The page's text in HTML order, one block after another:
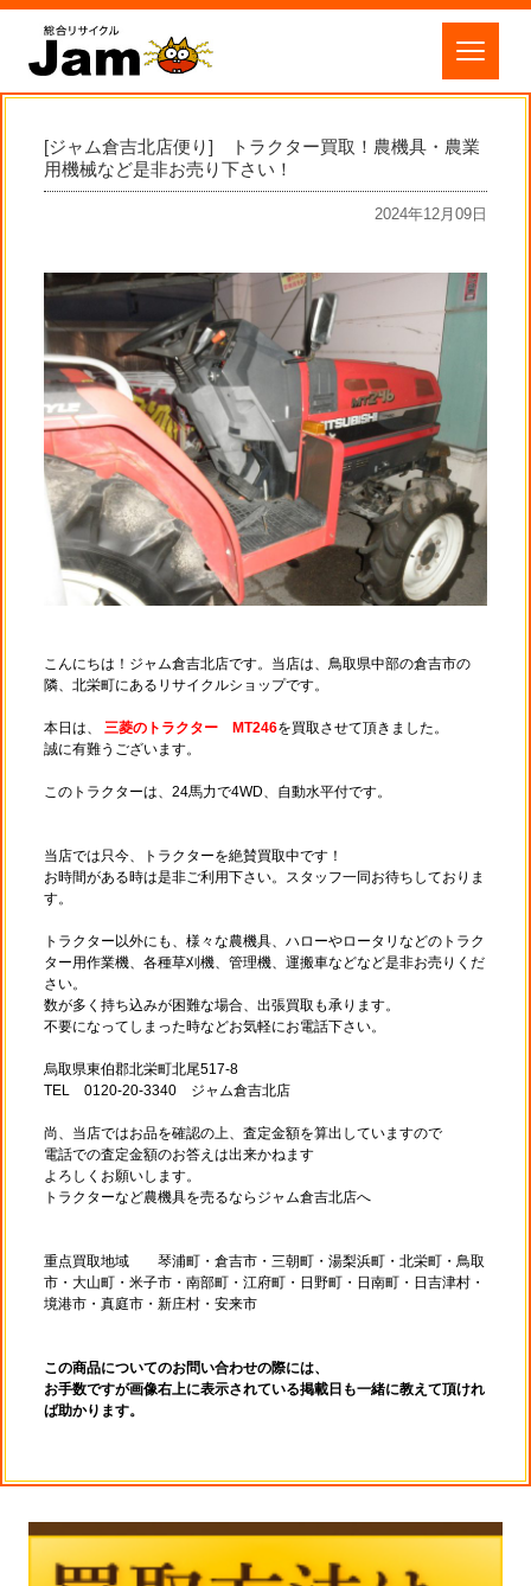
[ジャム倉吉北店便り] トラクター買取！農機具・農業
用機械など是非お売り下さい！
2024年12月09日
こんにちは！ジャム倉吉北店です。当店は、鳥取県中部の倉吉市の
隣、北栄町にあるリサイクルショップです。
本日は、 三菱のトラクター MT246を買取させて頂きました。
誠に有難うございます。
このトラクターは、24馬力で4WD、自動水平付です。
当店では只今、トラクターを絶賛買取中です！
お時間がある時は是非ご利用下さい。スタッフ一同お待ちしておりま
す。
トラクター以外にも、様々な農機具、ハローやロータリなどのトラク
ター用作業機、各種草刈機、管理機、運搬車などなど是非お売りくだ
さい。
数が多く持ち込みが困難な場合、出張買取も承ります。
不要になってしまった時などお気軽にお電話下さい。
烏取県東伯郡北栄町北尾517-8
TEL 0120-20-3340 ジャム倉吉北店
尚、当店ではお品を確認の上、査定金額を算出していますので
電話での査定金額のお答えは出来かねます
よろしくお願いします。
トラクターなど農機具を売るならジャム倉吉北店へ
重点買取地域 琴浦町・倉吉市・三朝町・湯梨浜町・北栄町・鳥取
市・大山町・米子市・南部町・江府町・日野町・日南町・日吉津村・
境港市・真庭市・新庄村・安来市
この商品についてのお問い合わせの際には、
お手数ですが画像右上に表示されている掲載日も一緒に教えて頂けれ
ば助かります。